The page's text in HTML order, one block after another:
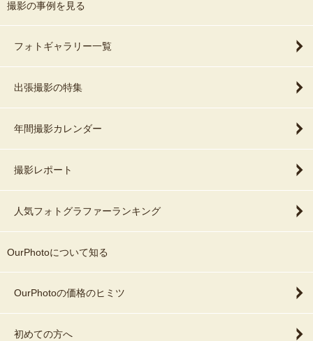
撮影の事例を見る
フォトギャラリー一覧
出張撮影の特集
年間撮影カレンダー
撮影レポート
人気フォトグラファーランキング
OurPhotoについて知る
OurPhotoの価格のヒミツ
初めての方へ